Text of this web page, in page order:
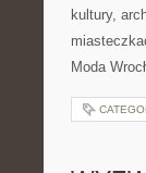
kultury,
Moda